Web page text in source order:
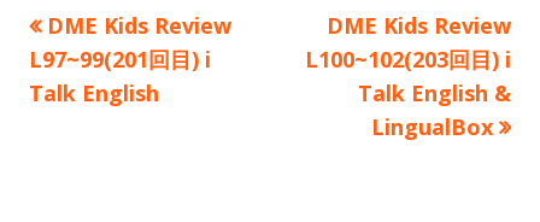
投
稿
前
の
記
DME Kids Review
L97~99(201回目) i
Talk English
次
の
DME Kids Review
L100~102(203回目) i
Talk English &
LingualBox